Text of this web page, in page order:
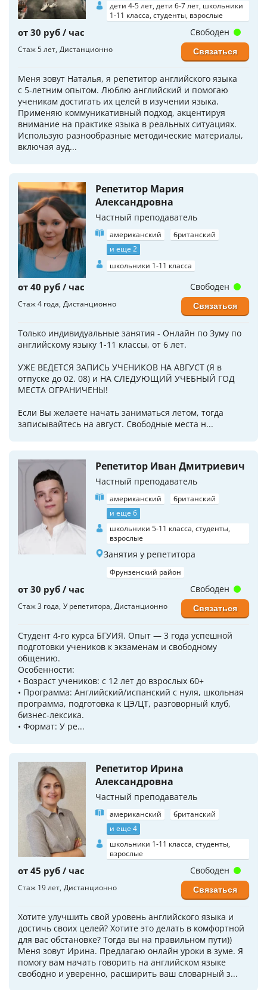
дети 4-5 лет, дети 6-7 лет, школьники
1-11 класса, студенты, взрослые
от 30 руб / час
Стаж 5 лет Дистанционно
Меня зовут Наталья, я репетитор английского языка
с 5-летним опытом. Люблю английский и помогаю
ученикам достигать их целей в изучении языка.
Применяю коммуникативный подход, акцентируя
внимание на практике языка в реальных ситуациях.
Использую разнообразные методические материалы,
включая ауд...
Свободен
Связаться
Репетитор Мария
Александровна
Частный преподаватель
американский
британский
и еще 2
школьники 1-11 класса
от 40 руб / час
Стаж 4 года Дистанционно
Только индивидуальные занятия - Онлайн по Зуму по
английскому языку 1-11 классы, от 6 лет.
УЖЕ ВЕДЕТСЯ ЗАПИСЬ УЧЕНИКОВ НА АВГУСТ (Я в
отпуске до 02. 08) и НА СЛЕДУЮЩИЙ УЧЕБНЫЙ ГОД
МЕСТА ОГРАНИЧЕНЫ!
Если Вы желаете начать заниматься летом, тогда
записывайтесь на август. Свободные места н...
Свободен
Связаться
Репетитор Иван Дмитриевич
Частный преподаватель
американский
британский
и еще 6
школьники 5-11 класса, студенты,
взрослые
Занятия у репетитора
Фрунзенский район
от 30 руб / час
Стаж 3 года У репетитора Дистанционно
Студент 4-го курса БГУИЯ. Опыт — 3 года успешной
подготовки учеников к экзаменам и свободному
общению.
Особенности:
• Возраст учеников: с 12 лет до взрослых 60+
• Программа: Английский/испанский с нуля, школьная
программа, подготовка к ЦЭ/ЦТ, разговорный клуб,
бизнес-лексика.
• Формат: У ре...
Свободен
Связаться
Репетитор Ирина
Александровна
Частный преподаватель
американский
британский
и еще 4
школьники 1-11 класса, студенты,
взрослые
от 45 руб / час
Стаж 19 лет Дистанционно
Хотите улучшить свой уровень английского языка и
достичь своих целей? Хотите это делать в комфортной
для вас обстановке? Тогда вы на правильном пути))
Меня зовут Ирина. Предлагаю онлайн уроки в зуме. Я
помогу вам начать говорить на английском языке
свободно и уверенно, расширить ваш словарный з...
Свободен
Связаться